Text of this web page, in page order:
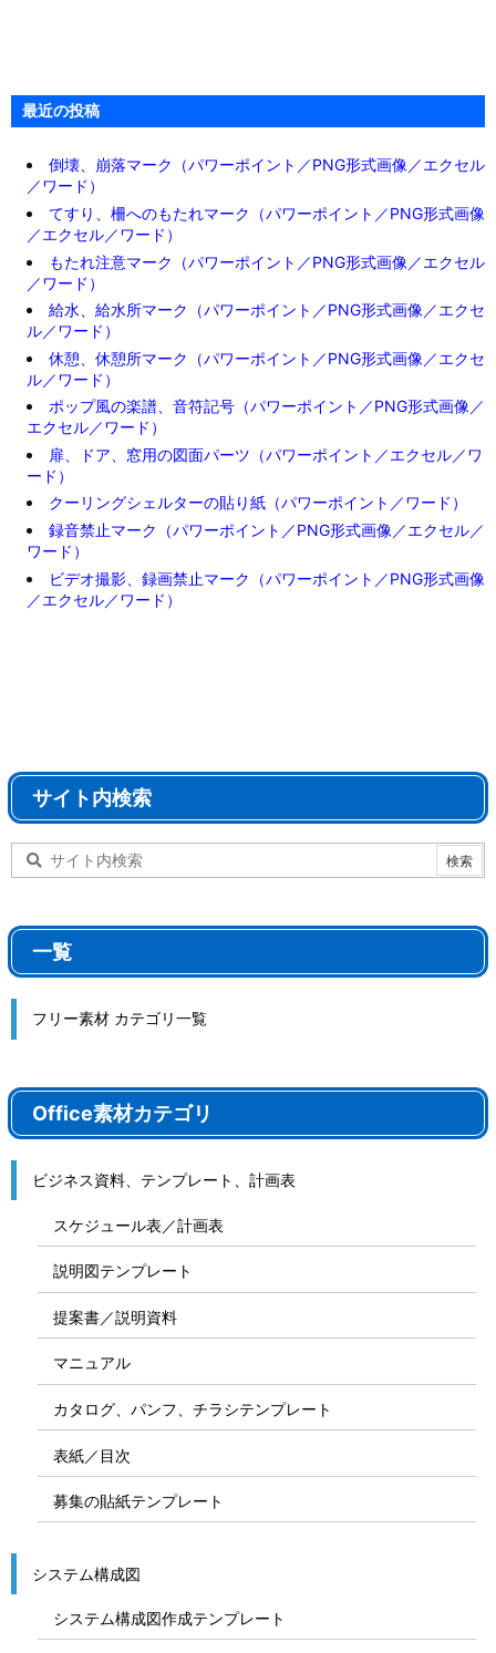
最近の投稿
倒壊、崩落マーク（パワーポイント／PNG形式画像／エクセル
／ワード）
てすり、柵へのもたれマーク（パワーポイント／PNG形式画像
／エクセル／ワード）
もたれ注意マーク（パワーポイント／PNG形式画像／エクセル
／ワード）
給水、給水所マーク（パワーポイント／PNG形式画像／エクセ
ル／ワード）
休憩、休憩所マーク（パワーポイント／PNG形式画像／エクセ
ル／ワード）
ポップ風の楽譜、音符記号（パワーポイント／PNG形式画像／
エクセル／ワード）
扉、ドア、窓用の図面パーツ（パワーポイント／エクセル／ワ
ード）
クーリングシェルターの貼り紙（パワーポイント／ワード）
録音禁止マーク（パワーポイント／PNG形式画像／エクセル／
ワード）
ビデオ撮影、録画禁止マーク（パワーポイント／PNG形式画像
／エクセル／ワード）
サイト内検索
一覧
フリー素材 カテゴリ一覧
Office素材カテゴリ
ビジネス資料、テンプレート、計画表
スケジュール表／計画表
説明図テンプレート
提案書／説明資料
マニュアル
カタログ、パンフ、チラシテンプレート
表紙／目次
募集の貼紙テンプレート
システム構成図
システム構成図作成テンプレート